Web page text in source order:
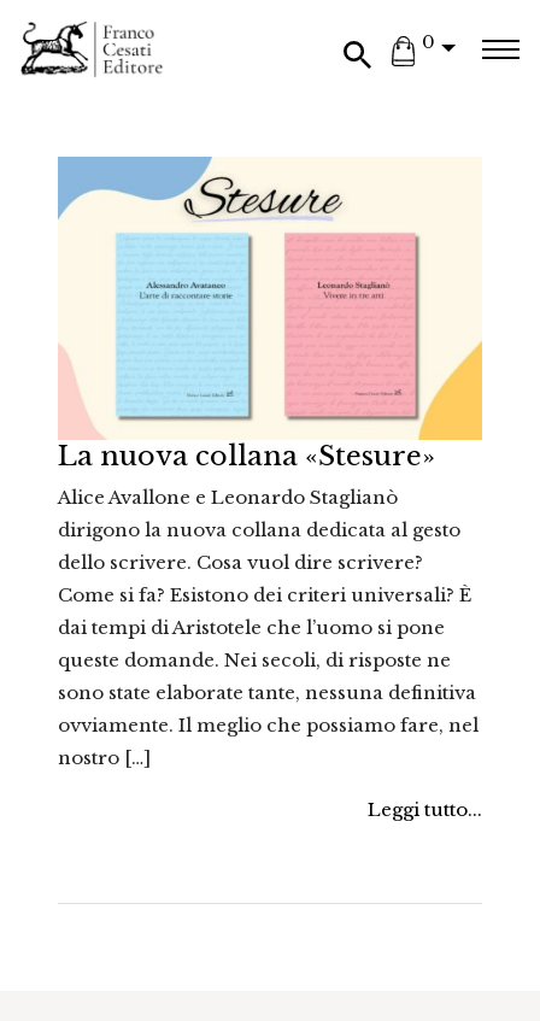
0
La nuova collana «Stesure»
Alice Avallone e Leonardo Staglianò
dirigono la nuova collana dedicata al gesto
dello scrivere. Cosa vuol dire scrivere?
Come si fa? Esistono dei criteri universali? È
dai tempi di Aristotele che l’uomo si pone
queste domande. Nei secoli, di risposte ne
sono state elaborate tante, nessuna definitiva
ovviamente. Il meglio che possiamo fare, nel
nostro […]
Leggi tutto...